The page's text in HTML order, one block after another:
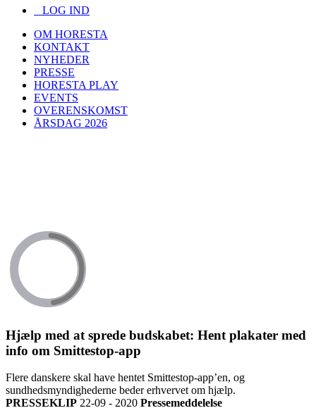
LOG IND
OM HORESTA
KONTAKT
NYHEDER
PRESSE
HORESTA PLAY
EVENTS
OVERENSKOMST
ÅRSDAG 2026
Hjælp med at sprede budskabet: Hent plakater med
info om Smittestop-app
Flere danskere skal have hentet Smittestop-app’en, og
sundhedsmyndighederne beder erhvervet om hjælp.
PRESSEKLIP 22-09 - 2020 Pressemeddelelse